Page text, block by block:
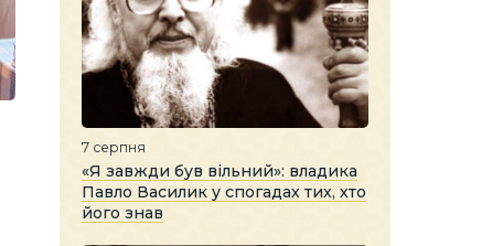
7 серпня
«Я завжди був вільний»: владика
Павло Василик у спогадах тих, хто
його знав